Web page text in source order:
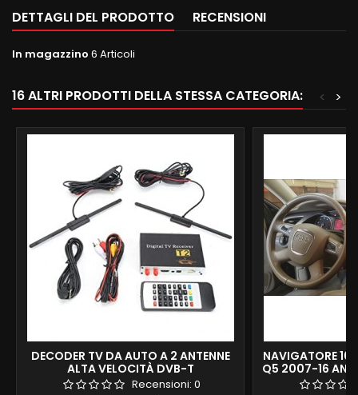
DETTAGLI DEL PRODOTTO RECENSIONI
In magazzino 6 Articoli
16 ALTRI PRODOTTI DELLA STESSA CATEGORIA: >
<
DECODER TV DA AUTO A 2 ANTENNE
ALTA VELOCITÀ DVB-T
Recensioni: 0
NAVIGATORE
Q5 2007-16
GB ROM 4G